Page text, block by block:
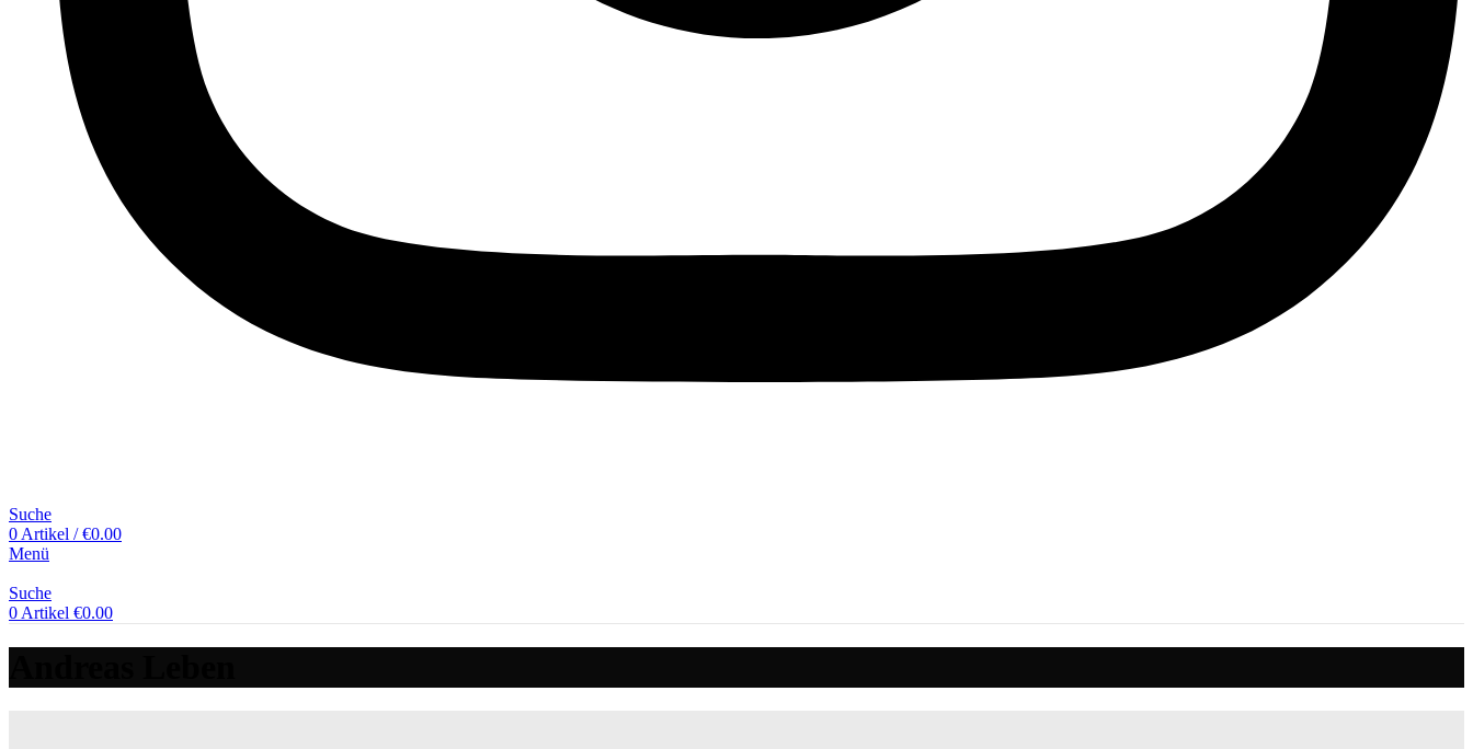
Suche
0 Artikel / €0.00
Menü
Suche
0 Artikel €0.00